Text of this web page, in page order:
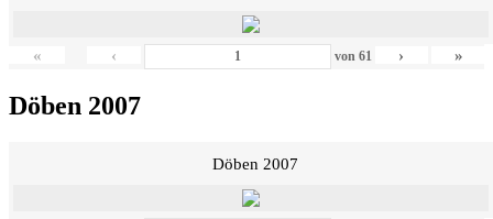
« ‹ von 61 › »
Döben 2007
Döben 2007